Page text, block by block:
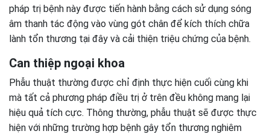
pháp trị bệnh này được tiến hành bằng cách sử dụng sóng
âm thanh tác động vào vùng gót chân để kích thích chữa
lành tổn thương tại đây và cải thiện triệu chứng của bệnh.
Can thiệp ngoại khoa
Phẫu thuật thường được chỉ định thực hiện cuối cùng khi
mà tất cả phương pháp điều trị ở trên đều không mang lại
hiệu quả tích cực. Thông thường, phẫu thuật sẽ được thực
hiện với những trường hợp bệnh gây tổn thương nghiêm